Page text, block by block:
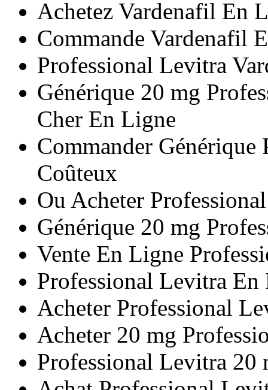
Achetez Vardenafil En
Commande Vardenafil
Professional Levitra
Générique 20 mg
Cher En Ligne
Commander
Coûteux
Ou Acheter
Générique 20 mg
Vente En Ligne
Professional Levitra En
Acheter Professional
Acheter 20 mg
Professional Levitra 20